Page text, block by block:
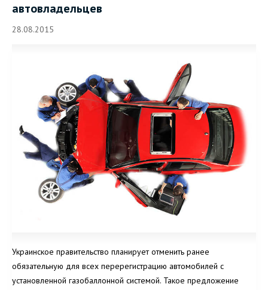
автовладельцев
28.08.2015
Украинское правительство планирует отменить ранее
обязательную для всех перерегистрацию автомобилей с
установленной газобаллонной системой. Такое предложение